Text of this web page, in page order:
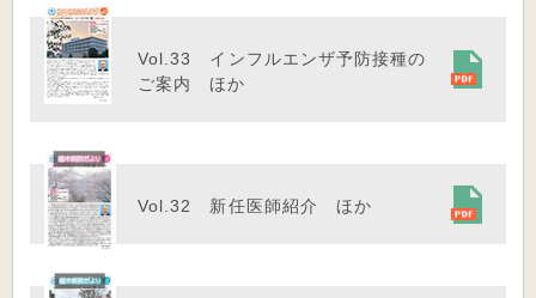
Vol.33 インフルエンザ予防接種の
ご案内 ほか
Vol.32 新任医師紹介 ほか